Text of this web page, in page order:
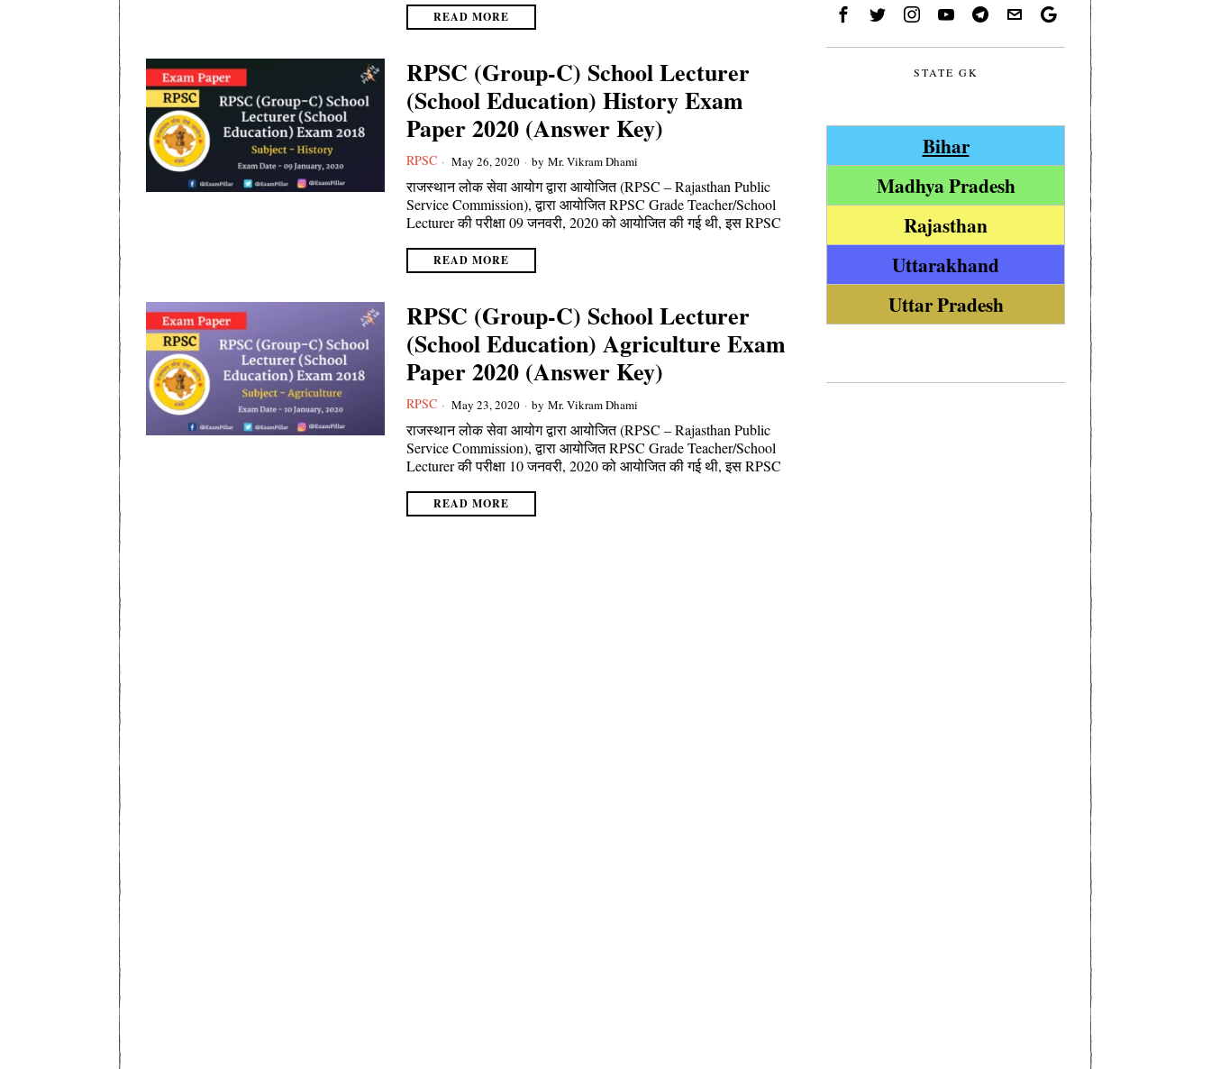
READ MORE
RPSC (Group-C) School Lecturer
(School Education) History Exam
Paper 2020 (Answer Key)
RPSC May 26, 2020 by Mr. Vikram Dhami
राजस्थान लोक सेवा आयोग द्वारा आयोजित (RPSC – Rajasthan Public
Service Commission), द्वारा आयोजित RPSC Grade Teacher/School
Lecturer की परीक्षा 09 जनवरी, 2020 को आयोजित की गई थी, इस RPSC
READ MORE
RPSC (Group-C) School Lecturer
(School Education) Agriculture Exam
Paper 2020 (Answer Key)
RPSC May 23, 2020 by Mr. Vikram Dhami
राजस्थान लोक सेवा आयोग द्वारा आयोजित (RPSC – Rajasthan Public
Service Commission), द्वारा आयोजित RPSC Grade Teacher/School
Lecturer की परीक्षा 10 जनवरी, 2020 को आयोजित की गई थी, इस RPSC
READ MORE
STATE GK
Bihar
Madhya Pradesh
Rajasthan
Uttarakhand
Uttar Pradesh